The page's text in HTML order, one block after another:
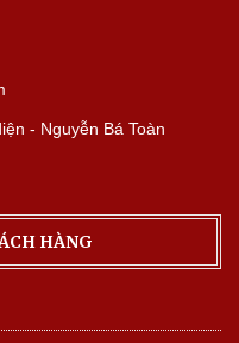
- Nguyễn Bá Toàn
HÀNG